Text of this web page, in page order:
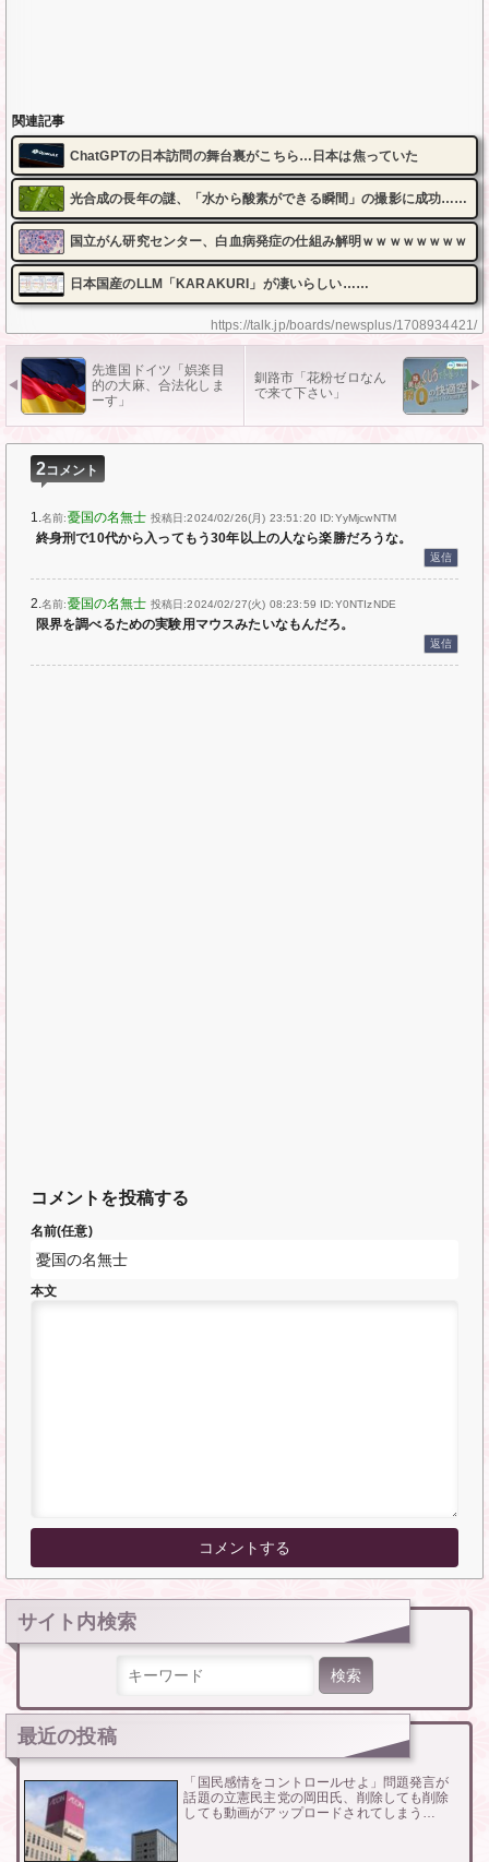
https://talk.jp/boards/newsplus/1708934421/
関連記事
ChatGPTの日本訪問の舞台裏がこちら…日本は焦っていた
光合成の長年の謎、「水から酸素ができる瞬間」の撮影に成功……
国立がん研究センター、白血病発症の仕組み解明ｗｗｗｗｗｗｗｗ
日本国産のLLM「KARAKURI」が凄いらしい……
先進国ドイツ「娯楽目
的の大麻、合法化しま
ーす」
釧路市「花粉ゼロなん
で来て下さい」
2コメント
1.名前:憂国の名無士 投稿日:2024/02/26(月) 23:51:20 ID:YyMjcwNTM
終身刑で10代から入ってもう30年以上の人なら楽勝だろうな。
返信
2.名前:憂国の名無士 投稿日:2024/02/27(火) 08:23:59 ID:Y0NTIzNDE
限界を調べるための実験用マウスみたいなもんだろ。
返信
コメントを投稿する
名前(任意)
本文
サイト内検索
最近の投稿
「国民感情をコントロールせよ」問題発言が
話題の立憲民主党の岡田氏、削除しても削除
しても動画がアップロードされてしまう…